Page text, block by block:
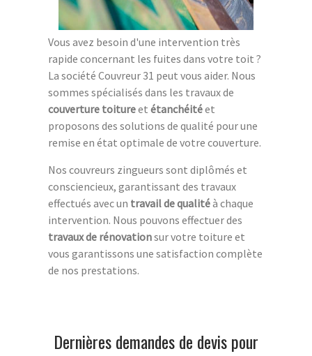
Vous avez besoin d'une intervention très
rapide concernant les fuites dans votre toit ?
La société Couvreur 31 peut vous aider. Nous
sommes spécialisés dans les travaux de
couverture toitureet étanchéitéet
proposons des solutions de qualité pour une
remise en état optimale de votre couverture.
Nos couvreurs zingueurs sont diplômés et
consciencieux, garantissant des travaux
effectués avec un travail de qualitéà chaque
intervention. Nous pouvons effectuer des
travaux de rénovationsur votre toiture et
vous garantissons une satisfaction complète
de nos prestations.
Dernières demandes de devis pour